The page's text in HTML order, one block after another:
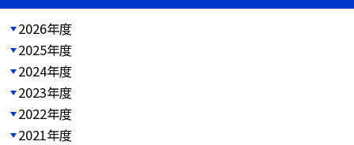
2026年度
2025年度
2024年度
2023年度
2022年度
2021年度